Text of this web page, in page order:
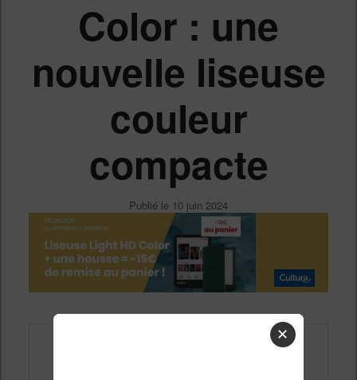
Color : une
nouvelle liseuse
couleur
compacte
Publié le 10 juin 2024
✕